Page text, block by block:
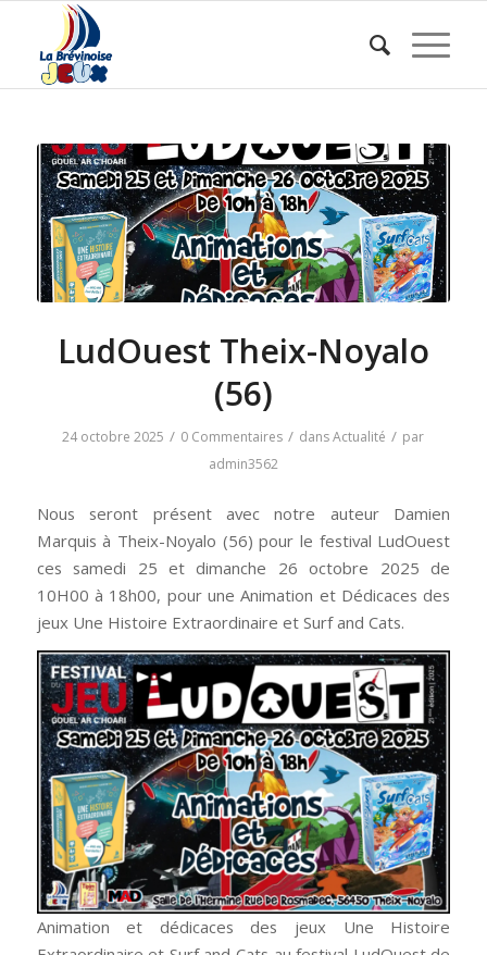
LudOuest Theix-Noyalo
(56)
24 octobre 2025 / 0 Commentaires / dansActualité / par
admin3562
Nous seront présent avec notre auteur Damien
Marquis à Theix-Noyalo (56) pour le festival LudOuest
ces samedi 25 et dimanche 26 octobre 2025 de
10H00 à 18h00, pour une Animation et Dédicaces des
jeux Une Histoire Extraordinaire et Surf and Cats.
Animation et dédicaces des jeux Une Histoire